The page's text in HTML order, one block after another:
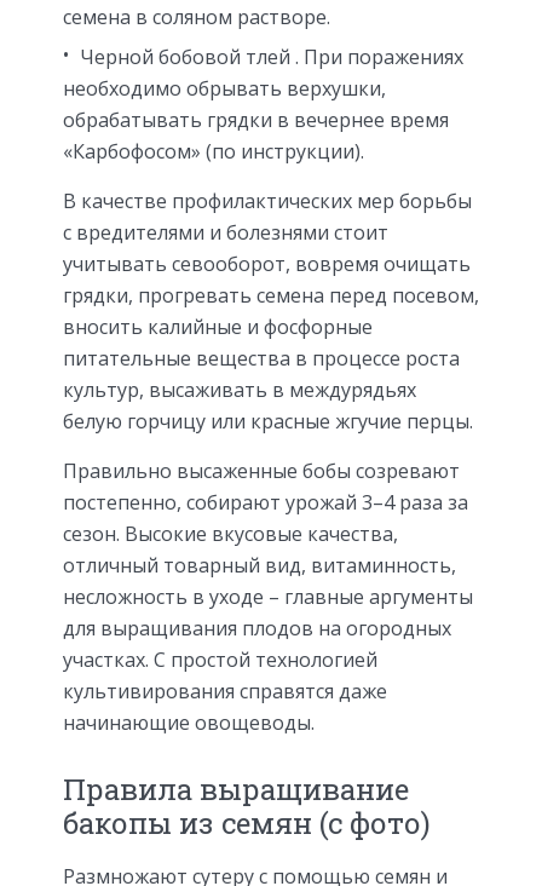
семена в соляном растворе.
Черной бобовой тлей . При поражениях
необходимо обрывать верхушки,
обрабатывать грядки в вечернее время
«Карбофосом» (по инструкции).
В качестве профилактических мер борьбы
с вредителями и болезнями стоит
учитывать севооборот, вовремя очищать
грядки, прогревать семена перед посевом,
вносить калийные и фосфорные
питательные вещества в процессе роста
культур, высаживать в междурядьях
белую горчицу или красные жгучие перцы.
Правильно высаженные бобы созревают
постепенно, собирают урожай 3–4 раза за
сезон. Высокие вкусовые качества,
отличный товарный вид, витаминность,
несложность в уходе – главные аргументы
для выращивания плодов на огородных
участках. С простой технологией
культивирования справятся даже
начинающие овощеводы.
Правила выращивание
бакопы из семян (с фото)
Размножают сутеру с помощью семян и